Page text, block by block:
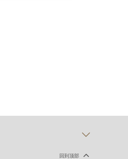
回到顶部